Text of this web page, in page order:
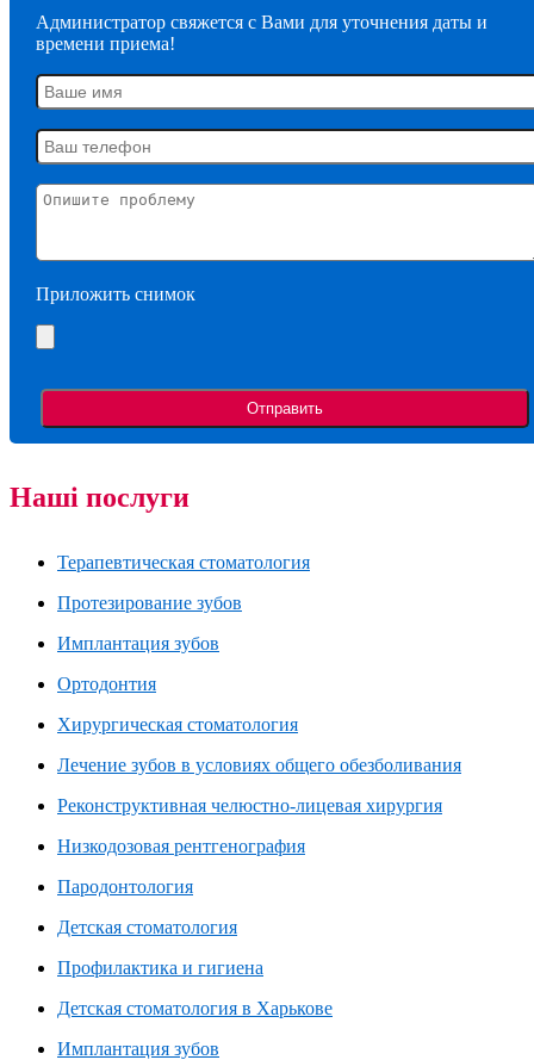
Администратор свяжется с Вами для уточнения даты и
времени приема!
Приложить снимок
Наші послуги
Терапевтическая стоматология
Протезирование зубов
Имплантация зубов
Ортодонтия
Хирургическая стоматология
Лечение зубов в условиях общего обезболивания
Реконструктивная челюстно-лицевая хирургия
Низкодозовая рентгенография
Пародонтология
Детская стоматология
Профилактика и гигиена
Детская стоматология в Харькове
Имплантация зубов